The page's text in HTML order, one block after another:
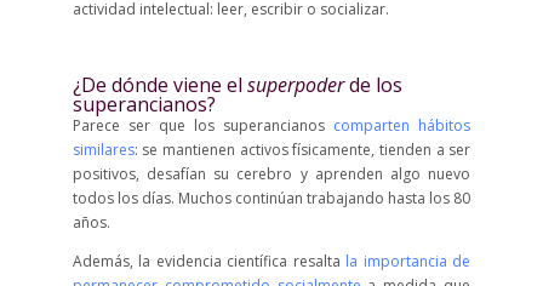
actividad intelectual: leer, escribir o socializar.
¿De dónde viene el superpoderde los
superancianos?
Parece ser que los superancianos comparten hábitos
similares: se mantienen activos físicamente, tienden a ser
positivos, desafían su cerebro y aprenden algo nuevo
todos los días. Muchos continúan trabajando hasta los 80
años.
Además, la evidencia científica resalta la importancia de